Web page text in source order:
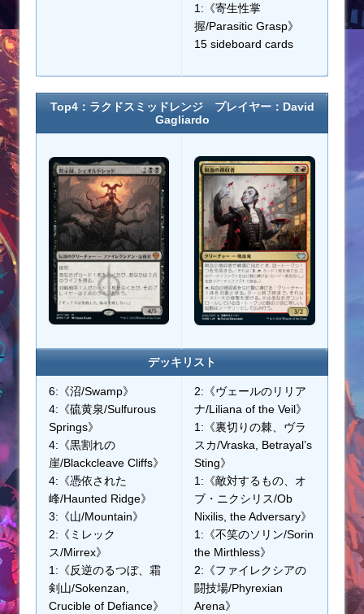
1:《寄生性掌
握/Parasitic Grasp》
15 sideboard cards
Top4：ラクドスミッドレンジ プレイヤー：David
Gagliardo
デッキリスト
6:《沼/Swamp》
4:《硫黄泉/Sulfurous
Springs》
4:《黒割れの
崖/Blackcleave Cliffs》
4:《憑依された
峰/Haunted Ridge》
3:《山/Mountain》
2:《ミレック
ス/Mirrex》
1:《反逆のるつぼ、霜
剣山/Sokenzan,
Crucible of Defiance》
2:《ヴェールのリリア
ナ/Liliana of the Veil》
1:《裏切りの棘、ヴラ
スカ/Vraska, Betrayal’s
Sting》
1:《敵対するもの、オ
ブ・ニクシリス/Ob
Nixilis, the Adversary》
1:《不笑のソリン/Sorin
the Mirthless》
2:《ファイレクシアの
闘技場/Phyrexian
Arena》